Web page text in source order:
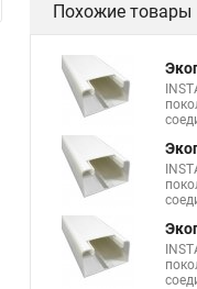
Похожие товары